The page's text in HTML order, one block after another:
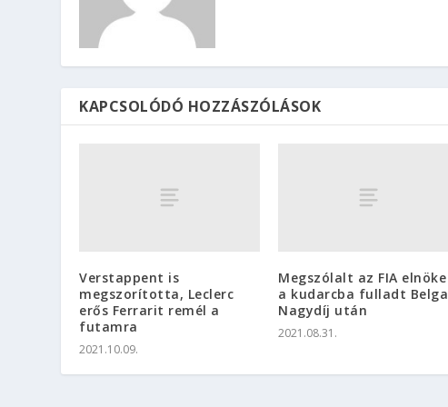
KAPCSOLÓDÓ HOZZÁSZÓLÁSOK
Verstappent is
megszorította, Leclerc
erős Ferrarit remél a
futamra
2021.10.09.
Megszólalt az FIA elnöke
a kudarcba fulladt Belga
Nagydíj után
2021.08.31.